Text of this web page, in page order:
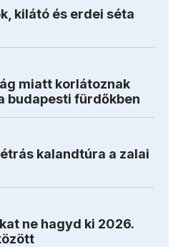
kilátó és erdei séta
miatt korlátoznak
budapesti fürdőkben
kalandtúra a zalai
ne hagyd ki 2026.